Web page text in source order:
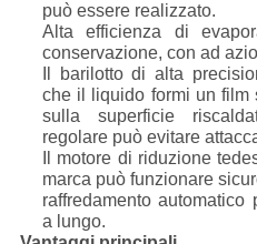
può essere realizzato.
Alta efficienza di
conservazione, con ad
Il barilotto di alta
che il liquido formi un film
sulla superficie
regolare può evitare
Il motore di riduzione
marca può funzionare
raffredamento
a lungo.